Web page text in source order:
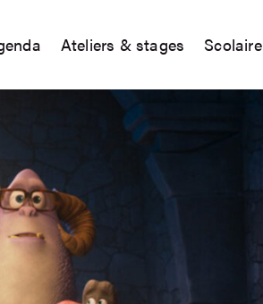
Ateliers & stages Scolaire